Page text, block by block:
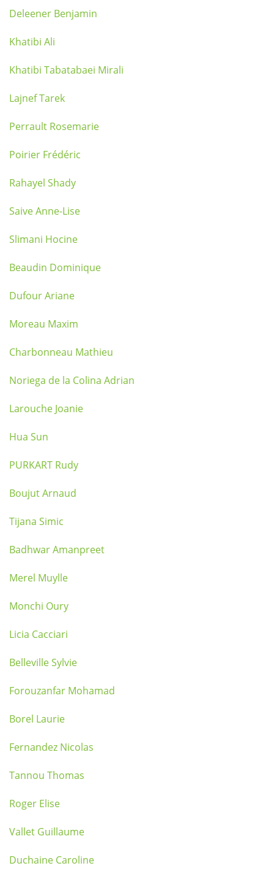
Deleener Benjamin
Khatibi Ali
Khatibi Tabatabaei Mirali
Lajnef Tarek
Perrault Rosemarie
Poirier Frédéric
Rahayel Shady
Saive Anne-Lise
Slimani Hocine
Beaudin Dominique
Dufour Ariane
Moreau Maxim
Charbonneau Mathieu
Noriega de la Colina Adrian
Larouche Joanie
Hua Sun
PURKART Rudy
Boujut Arnaud
Tijana Simic
Badhwar Amanpreet
Merel Muylle
Monchi Oury
Licia Cacciari
Belleville Sylvie
Forouzanfar Mohamad
Borel Laurie
Fernandez Nicolas
Tannou Thomas
Roger Elise
Vallet Guillaume
Duchaine Caroline